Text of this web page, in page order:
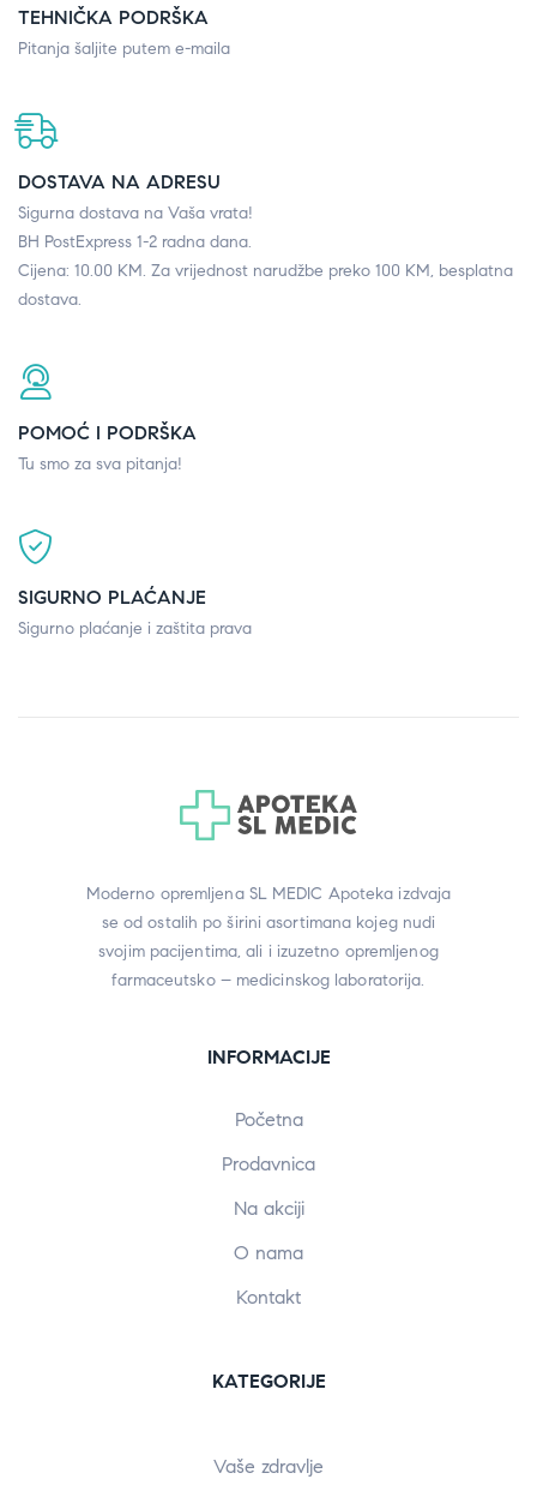
TEHNIČKA PODRŠKA
Pitanja šaljite putem e-maila
DOSTAVA NA ADRESU
Sigurna dostava na Vaša vrata!
BH PostExpress 1-2 radna dana.
Cijena: 10.00 KM. Za vrijednost narudžbe preko 100 KM, besplatna
dostava.
POMOĆ I PODRŠKA
Tu smo za sva pitanja!
SIGURNO PLAĆANJE
Sigurno plaćanje i zaštita prava
Moderno opremljena SL MEDIC Apoteka izdvaja
se od ostalih po širini asortimana kojeg nudi
svojim pacijentima, ali i izuzetno opremljenog
farmaceutsko – medicinskog laboratorija.
INFORMACIJE
Početna
Prodavnica
Na akciji
O nama
Kontakt
KATEGORIJE
Vaše zdravlje